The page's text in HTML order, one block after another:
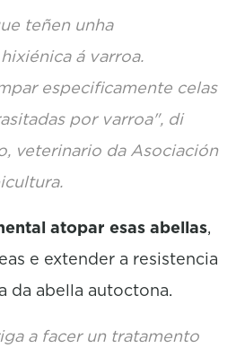
teñen unha
á varroa.
especificamente celas
por varroa", di
veterinario da Asociación
atopar esas abellas,
e extender a resistencia
da abella autoctona.
a facer un tratamento